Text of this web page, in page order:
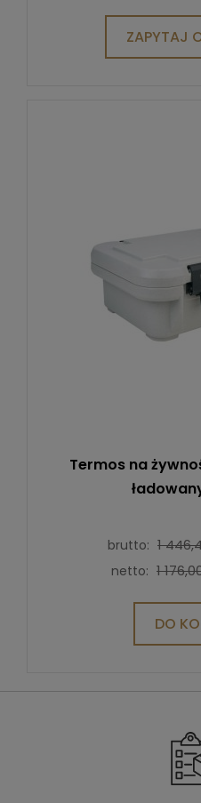
ZAPYTAJ
Termos na
brutto: 1
netto: 1
DO